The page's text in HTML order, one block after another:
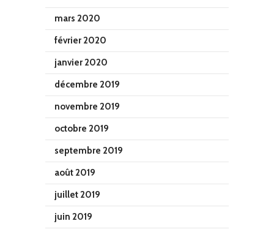
mars 2020
février 2020
janvier 2020
décembre 2019
novembre 2019
octobre 2019
septembre 2019
août 2019
juillet 2019
juin 2019